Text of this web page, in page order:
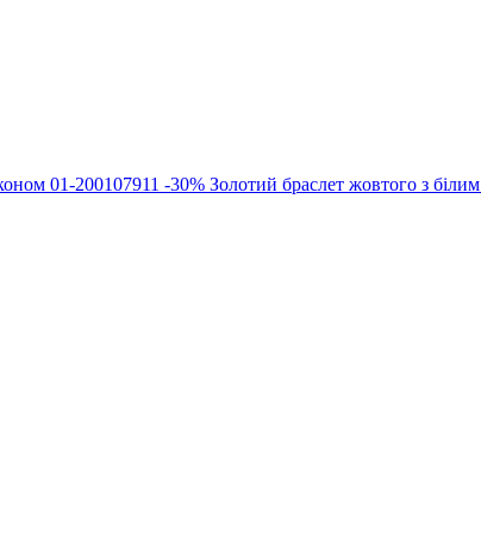
-30% Золотий браслет жовтого з